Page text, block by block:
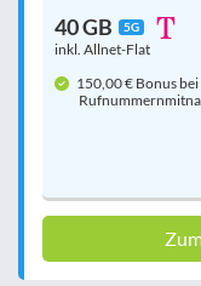
40 GB 5G
inkl. Allnet-Flat
150,00 € Bonus bei